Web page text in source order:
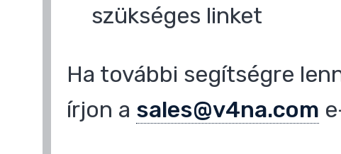
szükséges linket
Ha további segítségre
írjon a sales@v4na.com